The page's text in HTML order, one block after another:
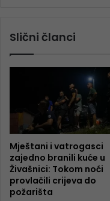
Slični članci
Mještani i vatrogasci
zajedno branili kuće u
Živašnici: Tokom noći
provlačili crijeva do
požarišta